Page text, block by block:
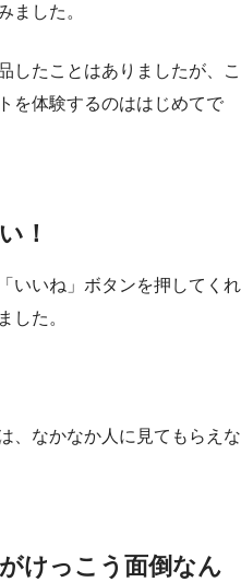
ました。
したことはありましたが、こ
を体験するのははじめてで
！
いいね」ボタンを押してくれ
した。
、なかなか人に見てもらえな
けっこう面倒なん